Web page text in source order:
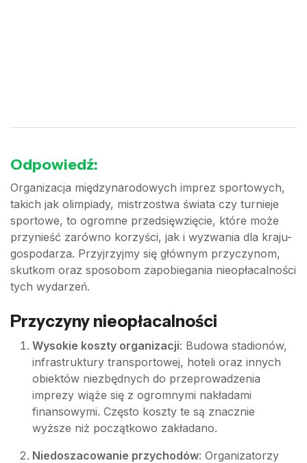
Odpowiedź:
Organizacja międzynarodowych imprez sportowych,
takich jak olimpiady, mistrzostwa świata czy turnieje
sportowe, to ogromne przedsięwzięcie, które może
przynieść zarówno korzyści, jak i wyzwania dla kraju-
gospodarza. Przyjrzyjmy się głównym przyczynom,
skutkom oraz sposobom zapobiegania nieopłacalności
tych wydarzeń.
Przyczyny nieopłacalności
Wysokie koszty organizacji: Budowa stadionów,
infrastruktury transportowej, hoteli oraz innych
obiektów niezbędnych do przeprowadzenia
imprezy wiąże się z ogromnymi nakładami
finansowymi. Często koszty te są znacznie
wyższe niż początkowo zakładano.
Niedoszacowanie przychodów: Organizatorzy